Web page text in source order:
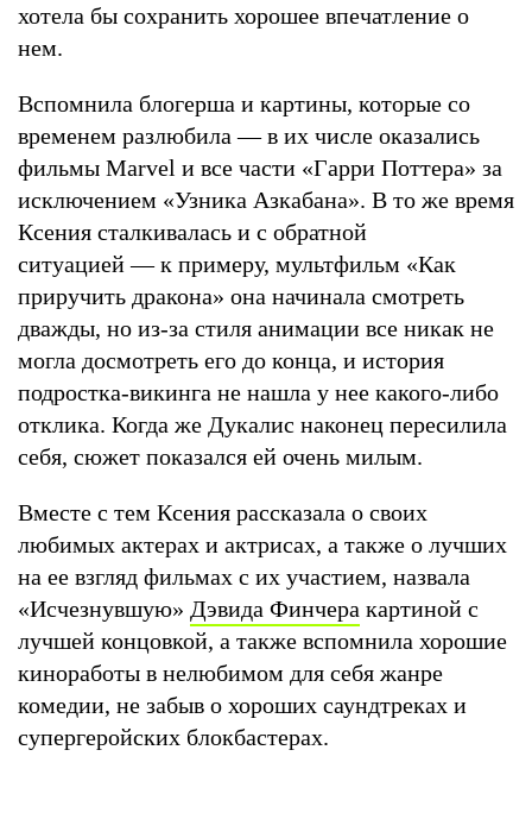
хотела бы сохранить хорошее впечатление о
нем.
Вспомнила блогерша и картины, которые со
временем разлюбила — в их числе оказались
фильмы Marvel и все части «Гарри Поттера» за
исключением «Узника Азкабана». В то же время
Ксения сталкивалась и с обратной
ситуацией — к примеру, мультфильм «Как
приручить дракона» она начинала смотреть
дважды, но из-за стиля анимации все никак не
могла досмотреть его до конца, и история
подростка-викинга не нашла у нее какого-либо
отклика. Когда же Дукалис наконец пересилила
себя, сюжет показался ей очень милым.
Вместе с тем Ксения рассказала о своих
любимых актерах и актрисах, а также о лучших
на ее взгляд фильмах с их участием, назвала
«Исчезнувшую» Дэвида Финчера картиной с
лучшей концовкой, а также вспомнила хорошие
киноработы в нелюбимом для себя жанре
комедии, не забыв о хороших саундтреках и
супергеройских блокбастерах.